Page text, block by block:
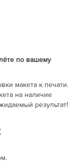
по вашему
макета к печати.
на наличие
результат!